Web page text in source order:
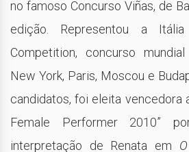
no famoso Concurso Viñas, de
edição. Representou a
Competition, concurso
New York, Paris, Moscou e
candidatos, foi eleita vencedora
Female Performer 2010”
interpretação de Renata em